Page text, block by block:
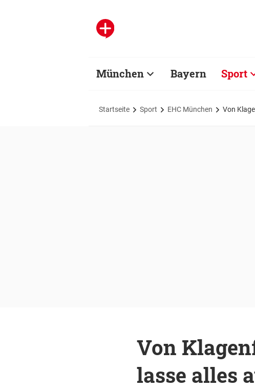
München Bayern Sport
Startseite Sport EHC München Von
Von
lasse alles